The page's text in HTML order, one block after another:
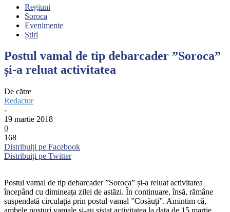
Regiuni
Soroca
Evenimente
Știri
Postul vamal de tip debarcader ”Soroca”
și-a reluat activitatea
De către
Redactor
-
19 martie 2018
0
168
Distribuiți pe Facebook
Distribuiți pe Twitter
Postul vamal de tip debarcader ”Soroca” și-a reluat activitatea
începând cu dimineața zilei de astăzi. În continuare, însă, rămâne
suspendată circulația prin postul vamal ”Cosăuți”. Amintim că,